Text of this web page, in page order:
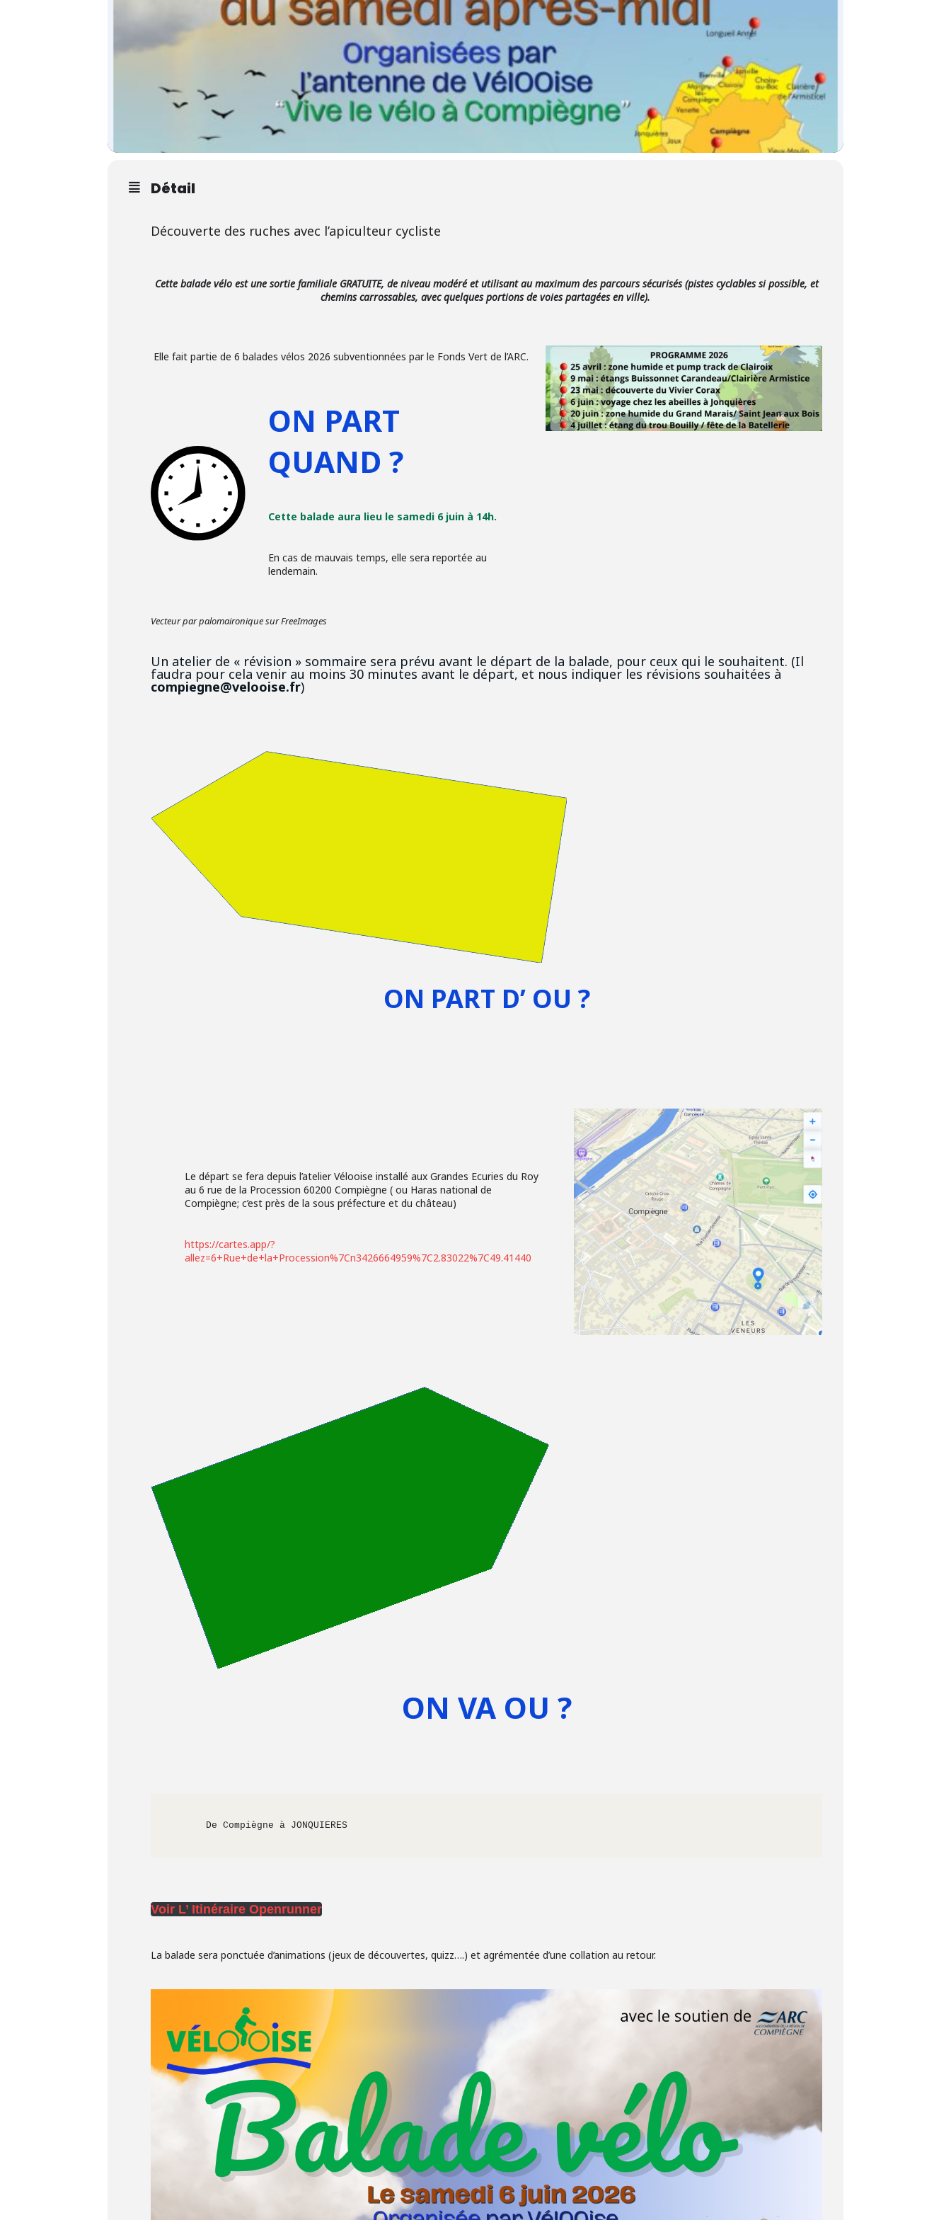
Détail
Découverte des ruches avec l’apiculteur cycliste
Cette balade vélo est une sortie familiale GRATUITE, de niveau modéré et utilisant au maximum des parcours sécurisés (pistes cyclables si possible, et
chemins carrossables, avec quelques portions de voies partagées en ville).
Elle fait partie de 6 balades vélos 2026 subventionnées par le Fonds Vert de l’ARC.
ON PART
QUAND ?
Cette balade aura lieu le samedi 6 juin à 14h.
En cas de mauvais temps, elle sera reportée au
lendemain.
Vecteur par palomaironique sur FreeImages
Un atelier de « révision » sommaire sera prévu avant le départ de la balade, pour ceux qui le souhaitent. (Il
faudra pour cela venir au moins 30 minutes avant le départ, et nous indiquer les révisions souhaitées à
compiegne@velooise.fr)
ON PART D’ OU ?
Le départ se fera depuis l’atelier Vélooise installé aux Grandes Ecuries du Roy
au 6 rue de la Procession 60200 Compiègne ( ou Haras national de
Compiègne; c’est près de la sous préfecture et du château)
https://cartes.app/?
allez=6+Rue+de+la+Procession%7Cn3426664959%7C2.83022%7C49.41440
ON VA OU ?
      De Compiègne à JONQUIERES
Voir L’ Itinéraire Openrunner
La balade sera ponctuée d’animations (jeux de découvertes, quizz….) et agrémentée d’une collation au retour.